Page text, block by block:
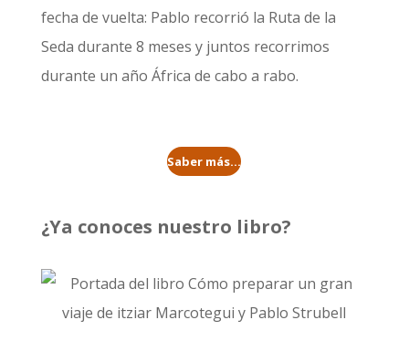
fecha de vuelta: Pablo recorrió la Ruta de la
Seda durante 8 meses y juntos recorrimos
durante un año África de cabo a rabo.
Saber más...
¿Ya conoces nuestro libro?